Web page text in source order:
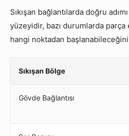
Sıkışan bağlantılarda doğru
yüzeyidir, bazı durumlarda
hangi noktadan
Sıkışan Bölge
Gövde Bağlantısı